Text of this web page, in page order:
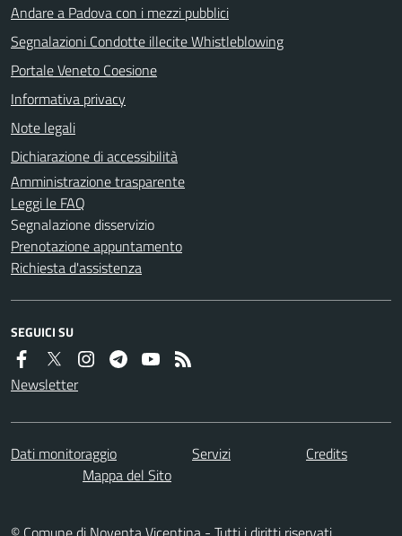
Andare a Padova con i mezzi pubblici
Segnalazioni Condotte illecite Whistleblowing
Portale Veneto Coesione
Informativa privacy
Note legali
Dichiarazione di accessibilità
Amministrazione trasparente
Leggi le FAQ
Segnalazione disservizio
Prenotazione appuntamento
Richiesta d'assistenza
SEGUICI SU
Newsletter
Dati monitoraggio Servizi
Credits
Mappa del Sito